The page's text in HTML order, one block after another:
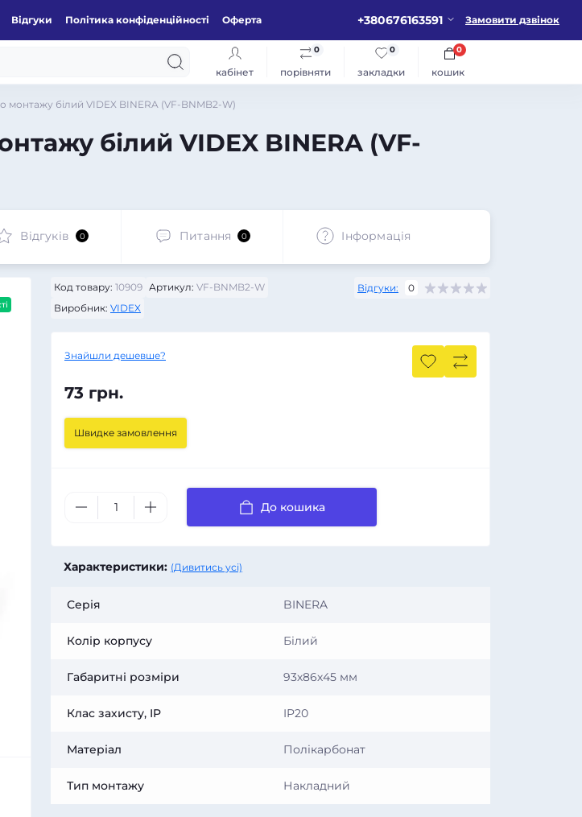
Відгуки Політика конфіденційності Оферта +380676163591 Замовити дзвінок
кабінет порівняти
0
закладки
0
кошик
0
білий VIDEX BINERA (VF-BNMB2-W)
білий VIDEX BINERA (VF-
Відгуків 0 Питання 0 Iнформація
Код товару: 10909 Артикул: VF-BNMB2-W
Виробник: VIDEX
Відгуки: 0
Знайшли дешевше?
73 грн.
Швидке замовлення
До кошика
Характеристики: (Дивитись усі)
Серія BINERA
Колір корпусу Білий
Габаритні розміри 93х86х45 мм
Клас захисту, IP IP20
Матеріал Полікарбонат
Тип монтажу Накладний